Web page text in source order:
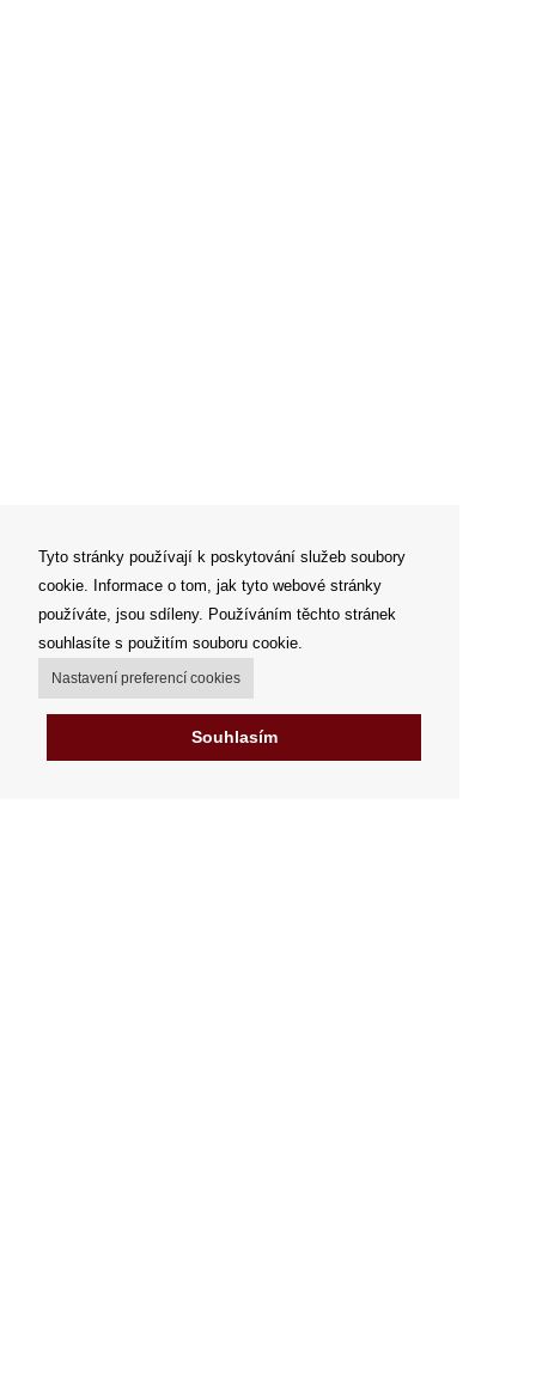
Tyto stránky používají k poskytování služeb soubory
cookie. Informace o tom, jak tyto webové stránky
používáte, jsou sdíleny. Používáním těchto stránek
souhlasíte s použitím souboru cookie.
Nastavení preferencí cookies
Souhlasím